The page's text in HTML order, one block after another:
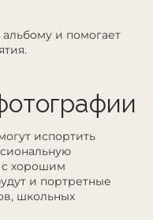
и помогает
испортить
с хорошим
и портретные
школьных